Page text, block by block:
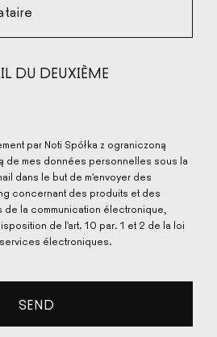
DU DEUXIÈME
par Noti Spółka z ograniczoną
de mes données personnelles sous la
dans le but de m'envoyer des
concernant des produits et des
la communication électronique,
de l'art. 10 par. 1 et 2 de la loi
électroniques.